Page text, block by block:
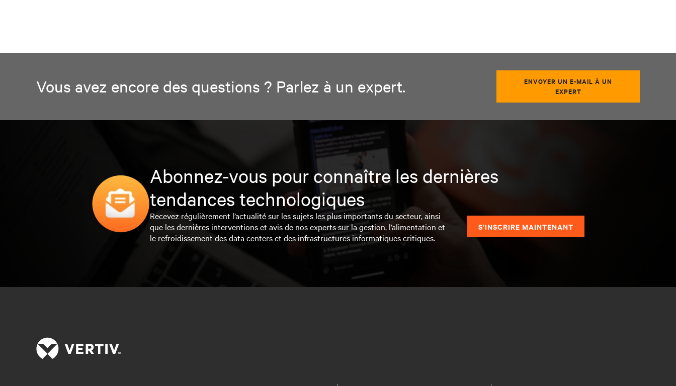
Vous avez encore des questions ? Parlez à un expert.
ENVOYER UN E-MAIL À UN
EXPERT
Abonnez-vous pour connaître les dernières
tendances technologiques
Recevez régulièrement l’actualité sur les sujets les plus importants du secteur, ainsi
que les dernières interventions et avis de nos experts sur la gestion, l’alimentation et
le refroidissement des data centers et des infrastructures informatiques critiques.
S’INSCRIRE MAINTENANT